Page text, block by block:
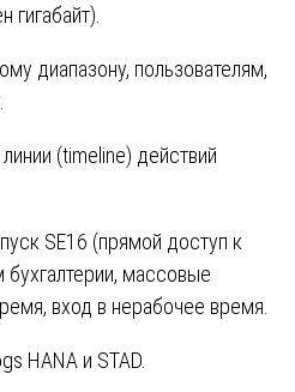
гигабайт).
диапазону, пользователям,
(timeline) действий
SE16 (прямой доступ к
массовые
вход в нерабочее время.
HANA и STAD.